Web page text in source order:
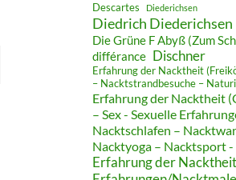
Descartes Diederichsen
Diedrich Diederichsen
Die Grüne F Abyß (Zum
différance
Dischner
Erfahrung der Nacktheit
– Nacktstrandbesuche –
Erfahrung der Nacktheit
– Sex - Sexuelle
Nacktschlafen –
Nacktyoga – Nacktsport -
Erfahrung der